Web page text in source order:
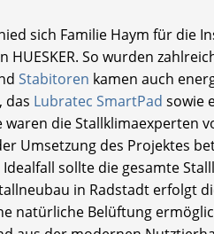
sich Familie Haym für die
HUESKER. So wurden
Stabitoren kamen auch
das Lubratec SmartPad sowie
die Stallklimaexperten
Umsetzung des Projektes
sollte die gesamte
in Radstadt erfolgt
natürliche Belüftung